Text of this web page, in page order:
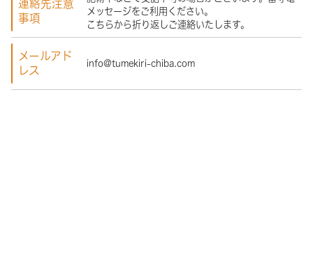
連絡先注意
事項
メッセージをご利用ください。
こちらから折り返しご連絡いたします。
メールアド
レス
info@tumekiri-chiba.com